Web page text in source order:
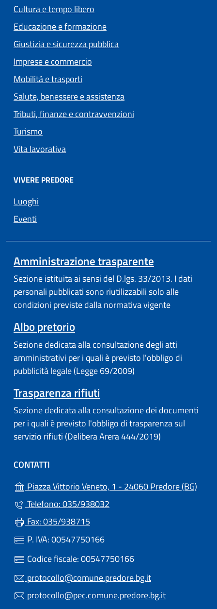
Cultura e tempo libero
Educazione e formazione
Giustizia e sicurezza pubblica
Imprese e commercio
Mobilità e trasporti
Salute, benessere e assistenza
Tributi, finanze e contravvenzioni
Turismo
Vita lavorativa
VIVERE PREDORE
Luoghi
Eventi
Amministrazione trasparente
Sezione istituita ai sensi del D.lgs. 33/2013. I dati
personali pubblicati sono riutilizzabili solo alle
condizioni previste dalla normativa vigente
Albo pretorio(apre in un'altra scheda).
Sezione dedicata alla consultazione degli atti
amministrativi per i quali è previsto l'obbligo di
pubblicità legale (Legge 69/2009)
Trasparenza rifiuti
Sezione dedicata alla consultazione dei documenti
per i quali è previsto l'obbligo di trasparenza sul
servizio rifiuti (Delibera Arera 444/2019)
CONTATTI
Piazza Vittorio Veneto, 1 - 24060 Predore (BG)
Telefono: 035/938032
Fax: 035/938715
P. IVA: 00547750166
Codice fiscale: 00547750166
protocollo@comune.predore.bg.it
protocollo@pec.comune.predore.bg.it